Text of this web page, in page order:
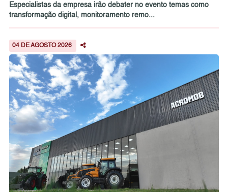
Especialistas da empresa irão debater no evento temas como
transformação digital, monitoramento remo...
04 DE AGOSTO 2026